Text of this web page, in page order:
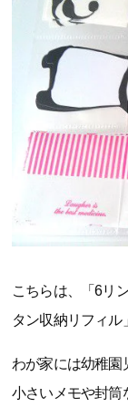
こちらは、「6リ
タン収納リフィル
わが家には幼稚園
小さいメモや封筒